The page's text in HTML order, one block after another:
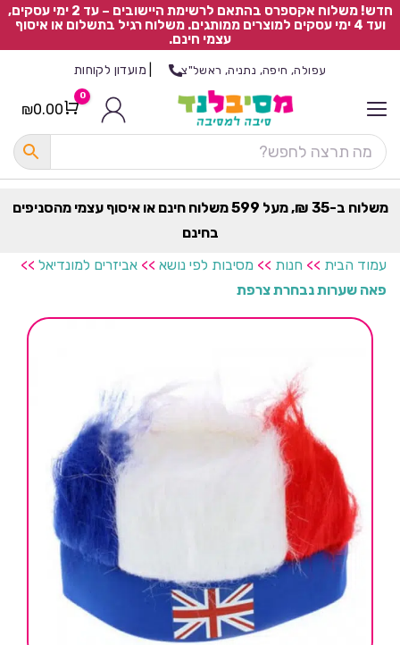
חדש! משלוח אקספרס בהתאם לרשימת היישובים – עד 2 ימי עסקים,
ועד 4 ימי עסקים למוצרים ממותגים. משלוח רגיל בתשלום או איסוף
עצמי חינם.
עפולה, חיפה, נתניה, ראשל"צ מועדון לקוחות
Cart
0
₪0.00
משלוח ב-35 ₪, מעל 599 משלוח חינם או איסוף עצמי מהסניפים
בחינם
עמוד הבית >> חנות >> מסיבות לפי נושא >> אביזרים למונדיאל >>
פאה שערות נבחרת צרפת